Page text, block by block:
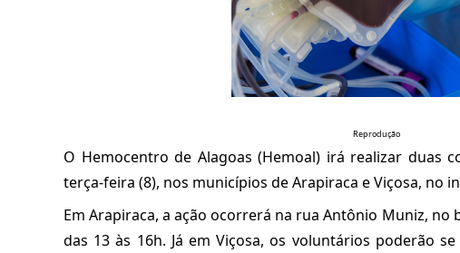
Reprodução
O Hemocentro de Alagoas (Hemoal) irá realizar duas
terça-feira (8), nos municípios de Arapiraca e Viçosa, no
Em Arapiraca, a ação ocorrerá na rua Antônio Muniz, no
das 13 às 16h. Já em Viçosa, os voluntários poderão